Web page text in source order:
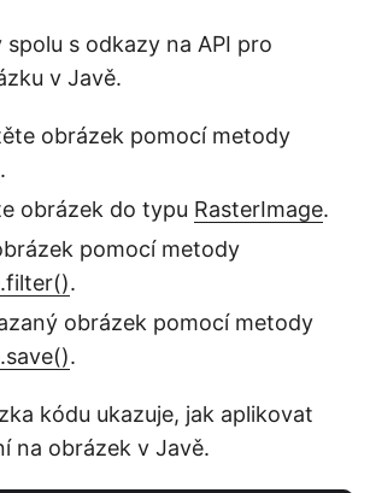
spolu s odkazy na API pro
v Javě.
obrázek pomocí metody
.
obrázek do typu RasterImage.
pomocí metody
.
obrázek pomocí metody
.
kódu ukazuje, jak aplikovat
na obrázek v Javě.